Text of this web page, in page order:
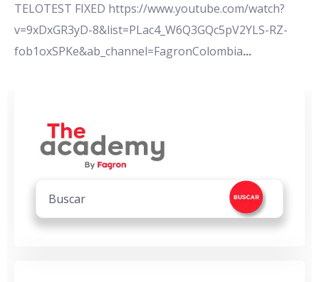
TELOTEST FIXED https://www.youtube.com/watch?
v=9xDxGR3yD-8&list=PLac4_W6Q3GQc5pV2YLS-RZ-
fob1oxSPKe&ab_channel=FagronColombia...